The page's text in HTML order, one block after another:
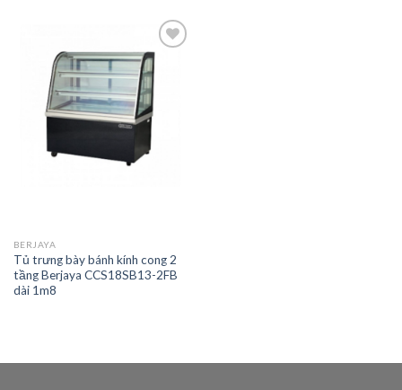
Add to
wishlist
BERJAYA
Tủ trưng bày bánh kính cong 2
tầng Berjaya CCS18SB13-2FB
dài 1m8